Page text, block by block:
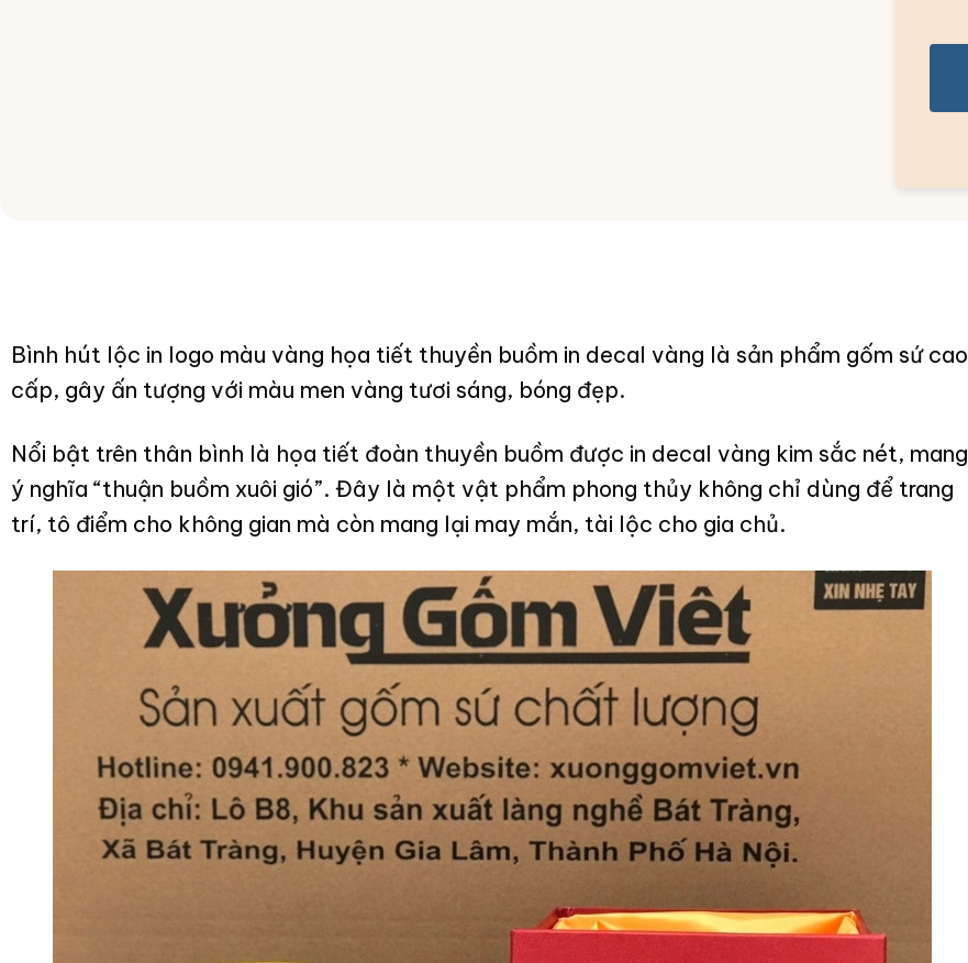
Bình hút lộc in logo màu vàng họa tiết thuyền buồm in decal vàng là sản phẩm gốm sứ cao
cấp, gây ấn tượng với màu men vàng tươi sáng, bóng đẹp.
Nổi bật trên thân bình là họa tiết đoàn thuyền buồm được in decal vàng kim sắc nét, mang
ý nghĩa “thuận buồm xuôi gió”. Đây là một vật phẩm phong thủy không chỉ dùng để trang
trí, tô điểm cho không gian mà còn mang lại may mắn, tài lộc cho gia chủ.